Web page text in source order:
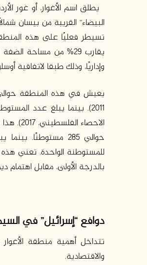
يطلق اسم الأغوار، أو غور
وإداريًا، وذلك طبقا لاتفاقية أوسلو
للمستوطنة الواحدة. تعني هذه
بالدرجة الأولى، مقابل
دوافع“إسرائيل”في
تتداخل أهمية منطقة
والاقتصادية.